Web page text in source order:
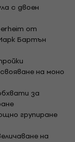
с двоен
от
Бартън
на моно
за
групиране
на